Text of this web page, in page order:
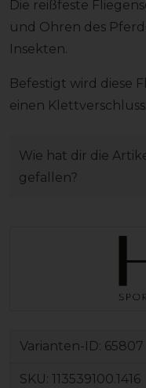
Die reißfeste
und Ohren des
Insekten.
Befestigt wird diese
einen Klettverschluss.
Wie hat dir die
gefallen?
Varianten-ID: 65807
SKU: 113539100.1416